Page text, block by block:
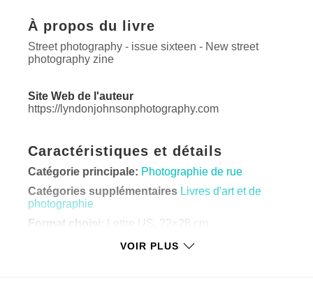
À propos du livre
Street photography - issue sixteen - New street
photography zine
Site Web de l'auteur
https://lyndonjohnsonphotography.com
Caractéristiques et détails
Catégorie principale: Photographie de rue
Catégories supplémentaires Livres d'art et de
photographie
Format choisi:
Lettre US, 22×28 cm
VOIR PLUS